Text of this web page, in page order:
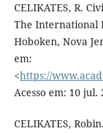
CELIKATES, R.
The International
Hoboken, Nova
em:
<https://
Acesso em: 10 jul.
CELIKATES,